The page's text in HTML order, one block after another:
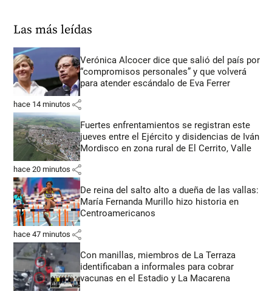
Las más leídas
Verónica Alcocer dice que salió del país por
“compromisos personales” y que volverá
para atender escándalo de Eva Ferrer
hace 14 minutos share
Fuertes enfrentamientos se registran este
jueves entre el Ejército y disidencias de Iván
Mordisco en zona rural de El Cerrito, Valle
hace 20 minutos share
De reina del salto alto a dueña de las vallas:
María Fernanda Murillo hizo historia en
Centroamericanos
hace 47 minutos share
Con manillas, miembros de La Terraza
identificaban a informales para cobrar
vacunas en el Estadio y La Macarena